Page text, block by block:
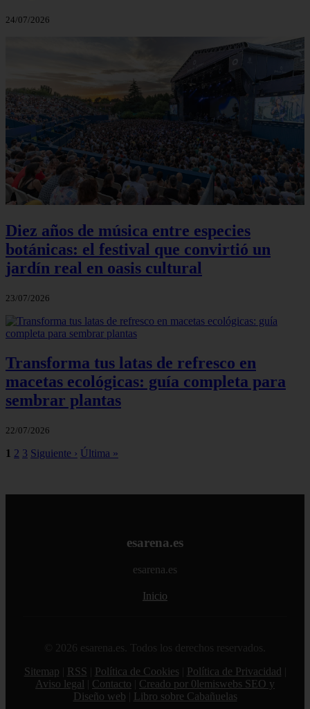
24/07/2026
Diez años de música entre especies
botánicas: el festival que convirtió un
jardín real en oasis cultural
23/07/2026
Transforma tus latas de refresco en
macetas ecológicas: guía completa para
sembrar plantas
22/07/2026
1 2 3 Siguiente › Última »
esarena.es
esarena.es
Inicio
© 2026 esarena.es. Todos los derechos reservados.
Sitemap
RSS Política de Cookies Política de Privacidad
Aviso legal
Contacto
Creado por 0lemiswebs SEO y
Diseño web
Libro sobre Cabañuelas